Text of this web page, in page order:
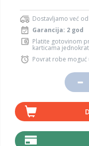
Dostavljamo već od
Garancija: 2 god
Platite gotovinom
karticama
Povrat robe moguć